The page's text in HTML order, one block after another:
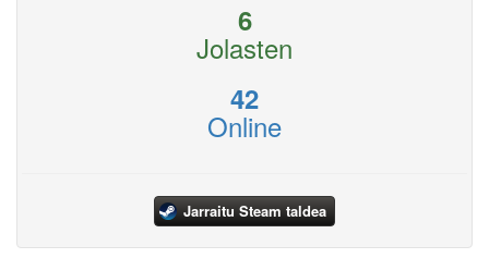
6
Jolasten
42
Online
Jarraitu Steam taldea